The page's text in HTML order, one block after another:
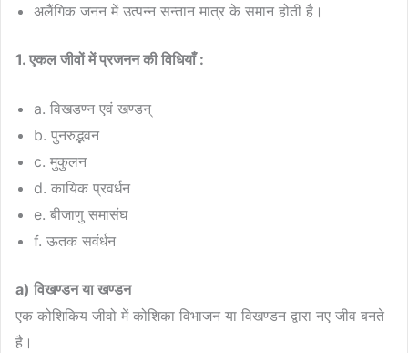
अलैंगिक जनन में उत्पन्न सन्तान मात्र के समान होती है।
1. एकल जीवों में प्रजनन की विधियाँ :
a. विखडण्न एवं खण्डन्
b. पुनरुद्भवन
c. मुकुलन
d. कायिक प्रवर्धन
e. बीजाणु समासंघ
f. ऊतक सवंर्धन
a) विखण्डन या खण्डन
एक कोशिकिय जीवो में कोशिका विभाजन या विखण्डन द्वारा नए जीव बनते
है।